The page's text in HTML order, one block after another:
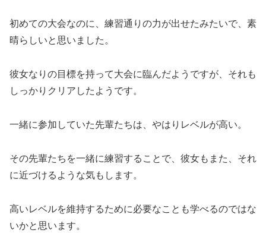
初めての大会なのに、練習通りの力が出せたみたいで、素
晴らしいと思いました。
彼女なりの目標を持って大会に臨んだようですが、それも
しっかりクリアしたようです。
一緒に参加していた先輩たちは、やはりレベルが高い。
その先輩たちを一緒に練習することで、彼女もまた、それ
に近づけるような気もします。
高いレベルを維持するために必要なことも学べるのではな
いかと思います。